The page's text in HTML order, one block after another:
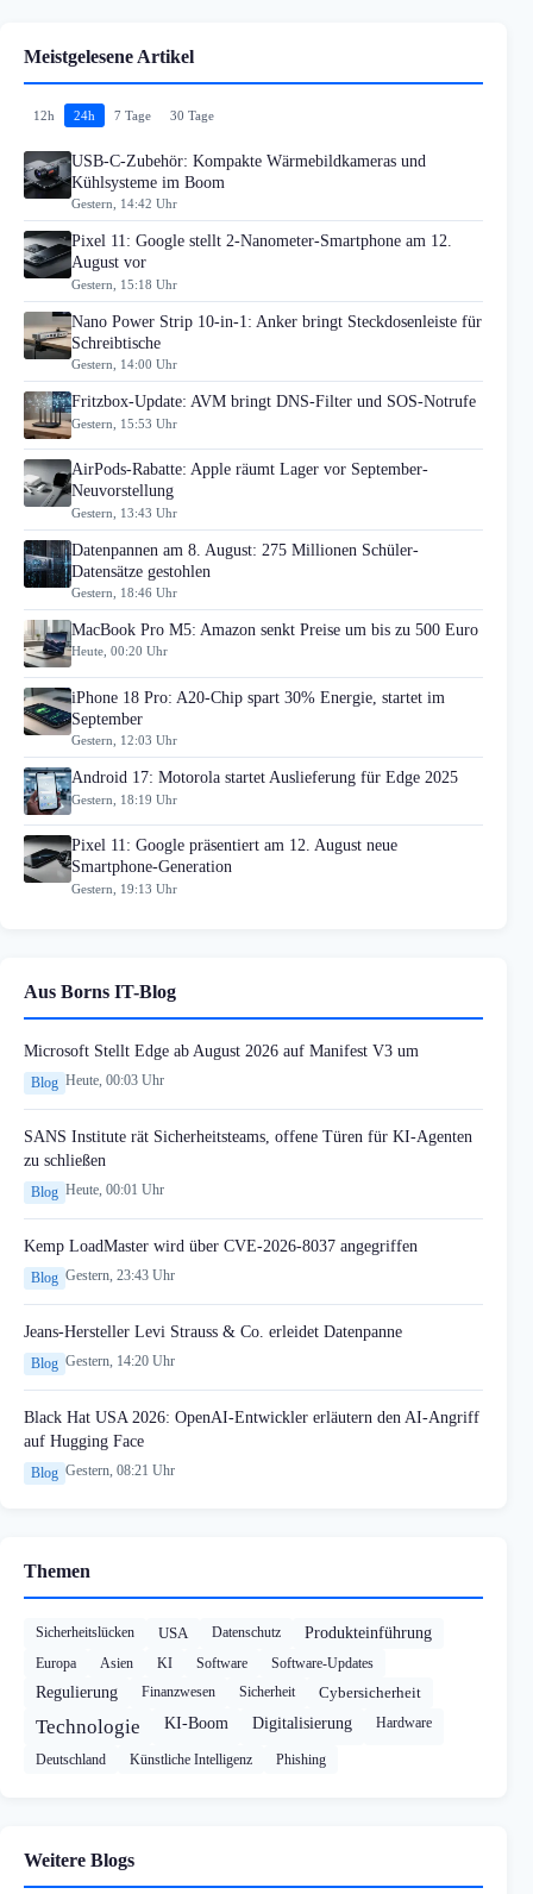
Meistgelesene Artikel
12h 24h 7 Tage 30 Tage
USB-C-Zubehör: Kompakte Wärmebildkameras und
Kühlsysteme im Boom
Gestern, 14:42 Uhr
Pixel 11: Google stellt 2-Nanometer-Smartphone am 12.
August vor
Gestern, 15:18 Uhr
Nano Power Strip 10-in-1: Anker bringt Steckdosenleiste für
Schreibtische
Gestern, 14:00 Uhr
Fritzbox-Update: AVM bringt DNS-Filter und SOS-Notrufe
Gestern, 15:53 Uhr
AirPods-Rabatte: Apple räumt Lager vor September-
Neuvorstellung
Gestern, 13:43 Uhr
Datenpannen am 8. August: 275 Millionen Schüler-
Datensätze gestohlen
Gestern, 18:46 Uhr
MacBook Pro M5: Amazon senkt Preise um bis zu 500 Euro
Heute, 00:20 Uhr
iPhone 18 Pro: A20-Chip spart 30% Energie, startet im
September
Gestern, 12:03 Uhr
Android 17: Motorola startet Auslieferung für Edge 2025
Gestern, 18:19 Uhr
Pixel 11: Google präsentiert am 12. August neue
Smartphone-Generation
Gestern, 19:13 Uhr
Aus Borns IT-Blog
Microsoft Stellt Edge ab August 2026 auf Manifest V3 um
Blog Heute, 00:03 Uhr
SANS Institute rät Sicherheitsteams, offene Türen für KI-Agenten
zu schließen
Blog Heute, 00:01 Uhr
Kemp LoadMaster wird über CVE-2026-8037 angegriffen
Blog Gestern, 23:43 Uhr
Jeans-Hersteller Levi Strauss & Co. erleidet Datenpanne
Blog Gestern, 14:20 Uhr
Black Hat USA 2026: OpenAI-Entwickler erläutern den AI-Angriff
auf Hugging Face
Blog Gestern, 08:21 Uhr
Themen
Sicherheitslücken USA Datenschutz Produkteinführung
Europa Asien KI Software Software-Updates
Regulierung Finanzwesen Sicherheit Cybersicherheit
Technologie KI-Boom Digitalisierung Hardware
Deutschland Künstliche Intelligenz Phishing
Weitere Blogs